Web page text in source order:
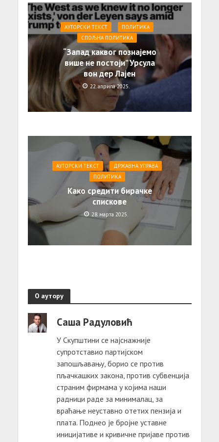
АУТОРСКИ ТЕКСТ
ПОЛИТИКА
СПОЉНА ПОЛИТИКА
“Запад каквог познајемо
више не постоји” Урсула
вон дер Лајен
22. априла 2025.
АУТОРСКИ ТЕКСТ
ДРЖАВНА УПРАВА
ПОЛИТИКА
Како средити бирачке
спискове
28. марта 2025.
О аутору
Саша Радуловић
У Скупштини се најснажније
супротставио партијском
запошљавању, борио се против
пљачкашких закона, против субвенција
страним фирмама у којима наши
радници раде за минималац, за
враћање неуставно отетих пензија и
плата. Поднео је бројне уставне
иницијативе и кривичне пријаве против